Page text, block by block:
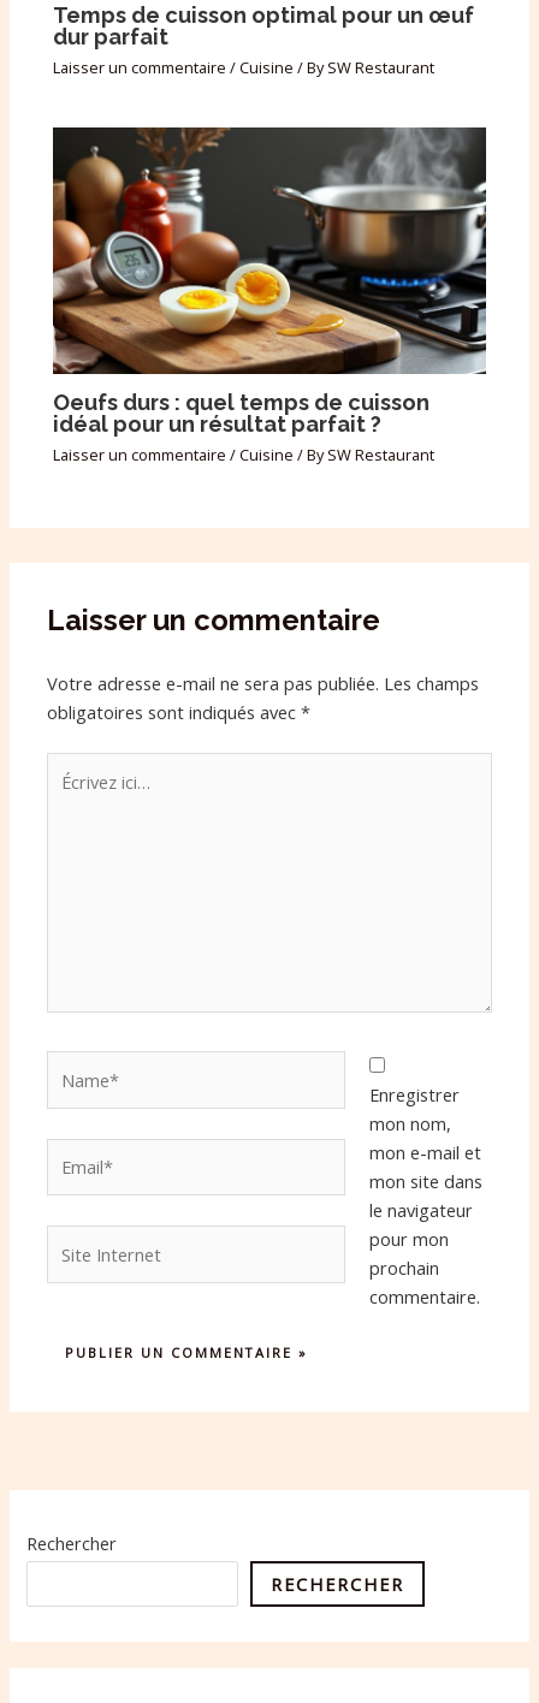
Temps de cuisson optimal pour un œuf
dur parfait
Laisser un commentaire /Cuisine / BySW Restaurant
Oeufs durs : quel temps de cuisson
idéal pour un résultat parfait ?
Laisser un commentaire /Cuisine / BySW Restaurant
Laisser un commentaire
Votre adresse e-mail ne sera pas publiée. Les champs
obligatoires sont indiqués avec*
Écrivez
ici…
Internet
Enregistrer
mon nom,
mon e-mail et
mon site dans
le navigateur
pour mon
prochain
commentaire.
Rechercher
RECHERCHER